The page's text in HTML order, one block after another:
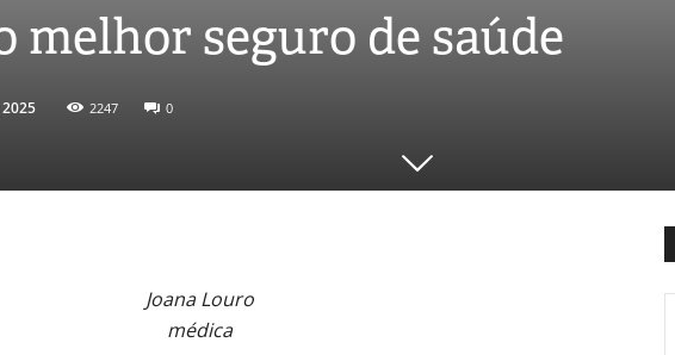
melhor seguro de saúde
2247 0
Joana Louro
médica